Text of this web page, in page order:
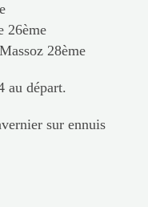
26ème
28ème
au départ.
sur ennuis